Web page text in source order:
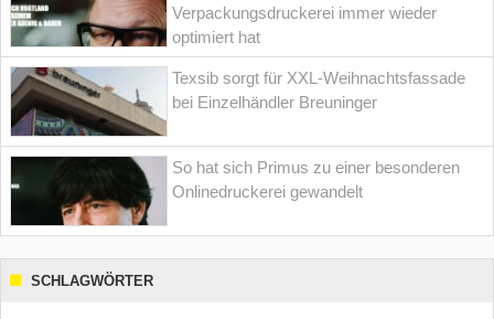
Verpackungsdruckerei immer wieder
optimiert hat
Texsib sorgt für XXL-Weihnachtsfassade
bei Einzelhändler Breuninger
So hat sich Primus zu einer besonderen
Onlinedruckerei gewandelt
SCHLAGWÖRTER